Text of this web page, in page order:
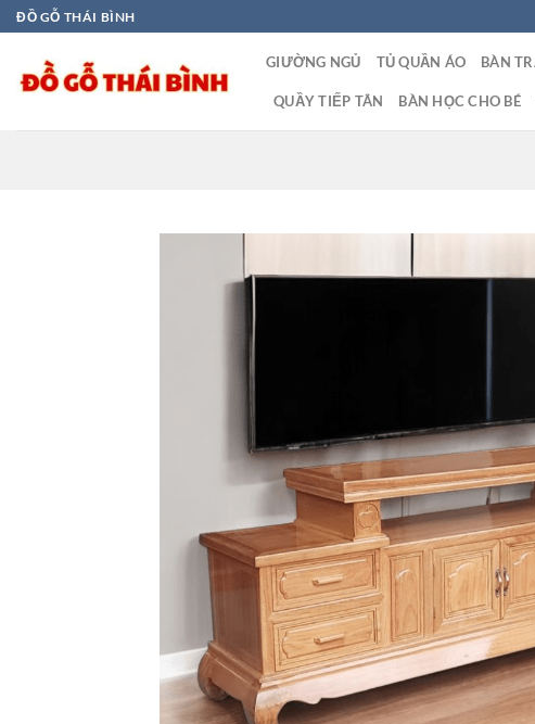
Bỏ
qua
dung
ĐỒ GỖ THÁI BÌNH
GIƯỜNG NGỦ TỦ QUẦN ÁO BÀN
QUẦY TIẾP TÂN BÀN HỌC CHO BÉ